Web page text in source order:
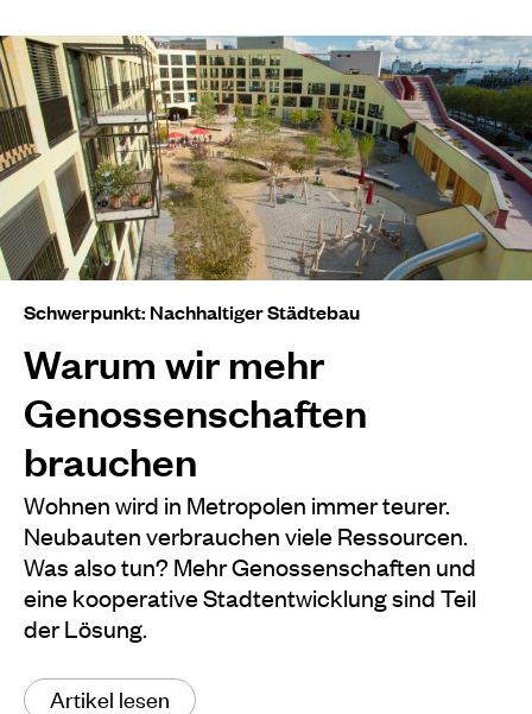
Schwerpunkt: Nachhaltiger Städtebau
Warum wir mehr
Genossenschaften
brauchen
Wohnen wird in Metropolen immer teurer.
Neubauten verbrauchen viele Ressourcen.
Was also tun? Mehr Genossenschaften und
eine kooperative Stadtentwicklung sind Teil
der Lösung.
Artikel lesen